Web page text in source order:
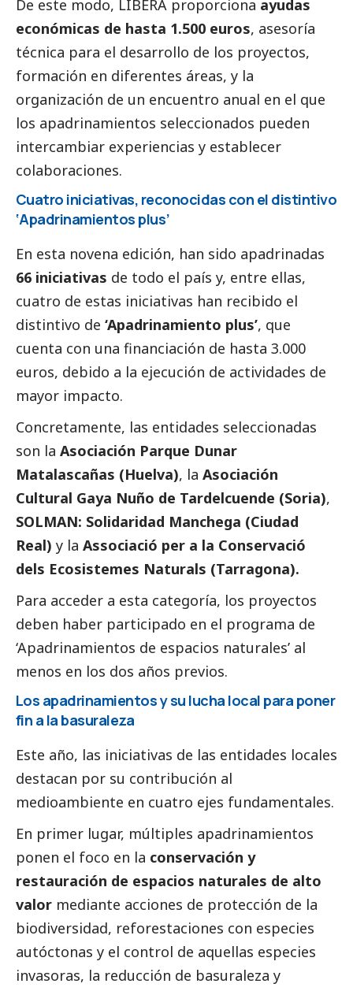
De este modo, LIBERA proporciona ayudas
económicas de hasta 1.500 euros, asesoría
técnica para el desarrollo de los proyectos,
formación en diferentes áreas, y la
organización de un encuentro anual en el que
los apadrinamientos seleccionados pueden
intercambiar experiencias y establecer
colaboraciones.
Cuatro iniciativas, reconocidas con el distintivo
‘Apadrinamientos plus’
En esta novena edición, han sido apadrinadas
66 iniciativas de todo el país y, entre ellas,
cuatro de estas iniciativas han recibido el
distintivo de ‘Apadrinamiento plus’, que
cuenta con una financiación de hasta 3.000
euros, debido a la ejecución de actividades de
mayor impacto.
Concretamente, las entidades seleccionadas
son la Asociación Parque Dunar
Matalascañas (Huelva), la Asociación
Cultural Gaya Nuño de Tardelcuende (Soria),
SOLMAN: Solidaridad Manchega (Ciudad
Real) y la Associació per a la Conservació
dels Ecosistemes Naturals (Tarragona).
Para acceder a esta categoría, los proyectos
deben haber participado en el programa de
‘Apadrinamientos de espacios naturales’ al
menos en los dos años previos.
Los apadrinamientos y su lucha local para poner
fin a la basuraleza
Este año, las iniciativas de las entidades locales
destacan por su contribución al
medioambiente en cuatro ejes fundamentales.
En primer lugar, múltiples apadrinamientos
ponen el foco en la conservación y
restauración de espacios naturales de alto
valor mediante acciones de protección de la
biodiversidad, reforestaciones con especies
autóctonas y el control de aquellas especies
invasoras, la reducción de basuraleza y